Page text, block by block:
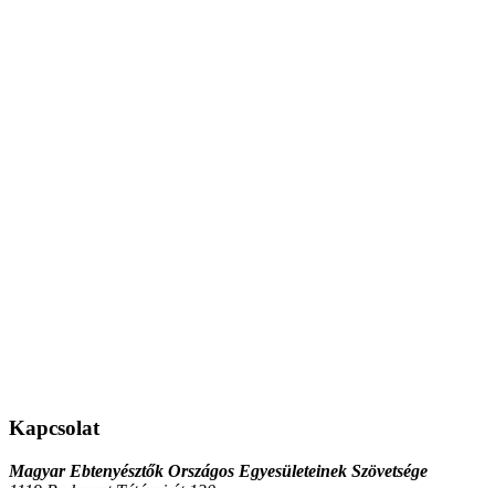
Kapcsolat
Magyar Ebtenyésztők Országos Egyesületeinek Szövetsége